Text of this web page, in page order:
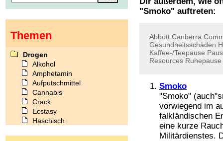
"Smoko" auftreten:
Abbott Canberra
Gesundheitsschäden
Kaffee-/Teepause
Resources Ruhepause
Smoko
"Smoko"
vorwiegend im
falkländischen
eine kurze
Militärdienstes.
Themen
Drogen
Alkohol
Amphetamin
Aufputschmittel
Cannabis
Crack
Ecstasy
Haschisch